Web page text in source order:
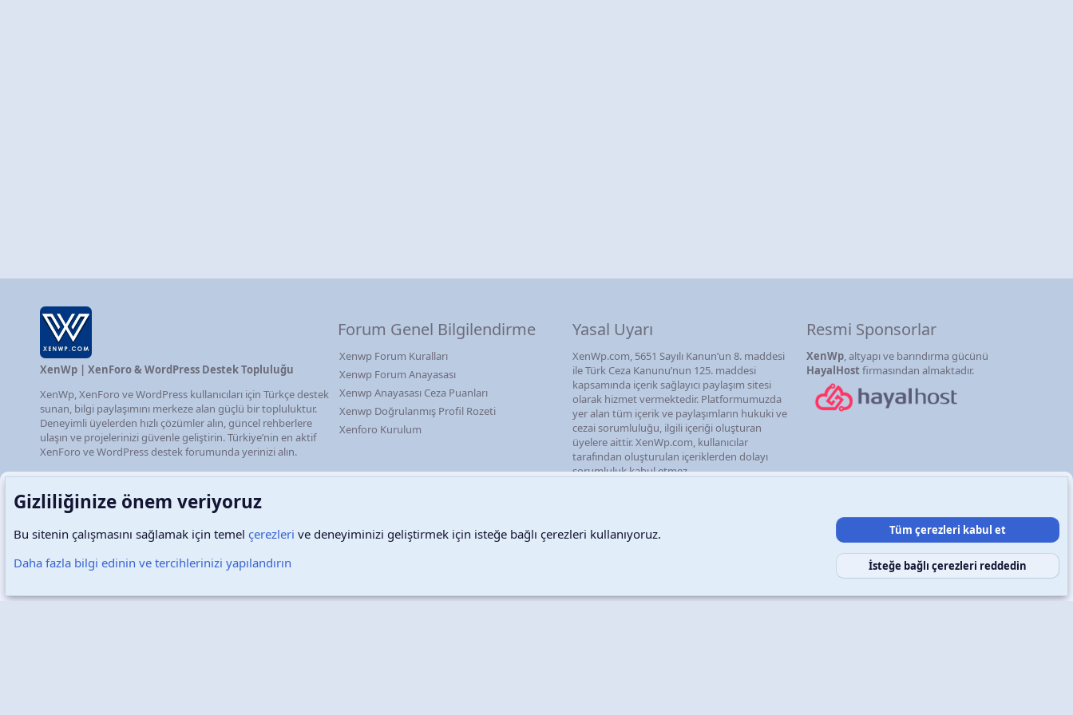
XenWp | XenForo & WordPress Destek Topluluğu
XenWp, XenForo ve WordPress kullanıcıları için Türkçe destek
sunan, bilgi paylaşımını merkeze alan güçlü bir topluluktur.
Deneyimli üyelerden hızlı çözümler alın, güncel rehberlere
ulaşın ve projelerinizi güvenle geliştirin. Türkiye’nin en aktif
XenForo ve WordPress destek forumunda yerinizi alın.
Forum Genel Bilgilendirme
Xenwp Forum Kuralları
Xenwp Forum Anayasası
Xenwp Anayasası Ceza Puanları
Xenwp Doğrulanmış Profil Rozeti
Xenforo Kurulum
Yasal Uyarı
XenWp.com, 5651 Sayılı Kanun’un 8. maddesi
ile Türk Ceza Kanunu’nun 125. maddesi
kapsamında içerik sağlayıcı paylaşım sitesi
olarak hizmet vermektedir. Platformumuzda
yer alan tüm içerik ve paylaşımların hukuki ve
cezai sorumluluğu, ilgili içeriği oluşturan
üyelere aittir. XenWp.com, kullanıcılar
tarafından oluşturulan içeriklerden dolayı
sorumluluk kabul etmez.
Resmi Sponsorlar
XenWp, altyapı ve barındırma gücünü
HayalHost firmasından almaktadır.
Türkçe (TR) Çerezler Destek talepleri Gizlilik politikası Yardım Ana sayfa
Gizliliğinize önem veriyoruz
Bu sitenin çalışmasını sağlamak için temel çerezleri ve deneyiminizi geliştirmek için isteğe bağlı çerezleri kullanıyoruz.
Daha fazla bilgi edinin ve tercihlerinizi yapılandırın
Tüm çerezleri kabul et
İsteğe bağlı çerezleri reddedin